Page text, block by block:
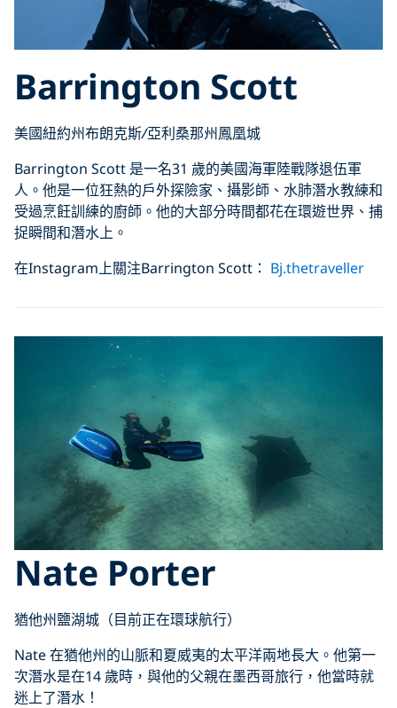
Barrington Scott
美國紐約州布朗克斯/亞利桑那州鳳凰城
Barrington Scott 是一名31 歲的美國海軍陸戰隊退伍軍
人。他是一位狂熱的戶外探險家、攝影師、水肺潛水教練和
受過烹飪訓練的廚師。他的大部分時間都花在環遊世界、捕
捉瞬間和潛水上。
在Instagram上關注Barrington Scott： Bj.thetraveller
Nate Porter
猶他州鹽湖城（目前正在環球航行）
Nate 在猶他州的山脈和夏威夷的太平洋兩地長大。他第一
次潛水是在14 歲時，與他的父親在墨西哥旅行，他當時就
迷上了潛水！